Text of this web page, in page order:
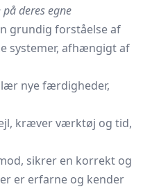
på deres egne
grundig forståelse af
systemer, afhængigt af
lær nye færdigheder,
kræver værktøj og tid,
sikrer en korrekt og
er erfarne og kender